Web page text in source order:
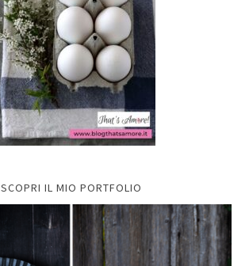
SCOPRI IL MIO PORTFOLIO